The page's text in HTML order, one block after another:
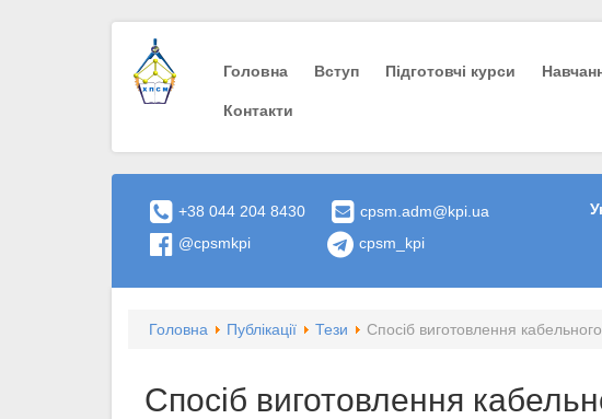
Головна Вступ Пiдготовчi курси
Контакти
+38 044 204 8430
cpsm.adm@kpi.ua
@cpsmkpi
cpsm_kpi
Головна Публікації Тези Спосіб виготовлення
Спосіб виготовлення